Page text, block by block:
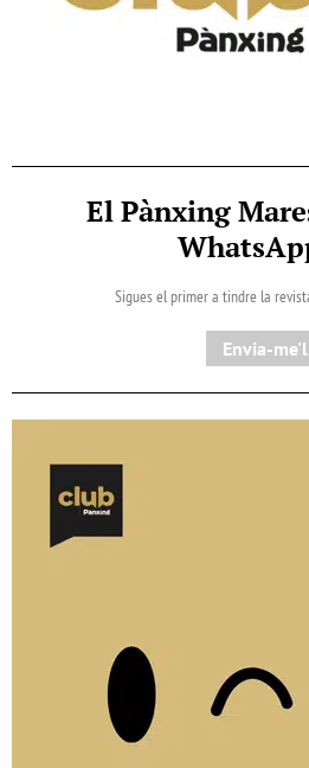
El Pànxing
Sigues el primer a tindre la
Envia-me'l